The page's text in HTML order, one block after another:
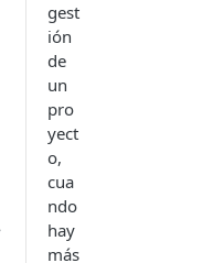
gest
ión
de
un
pro
yect
o,
cua
ndo
hay
más